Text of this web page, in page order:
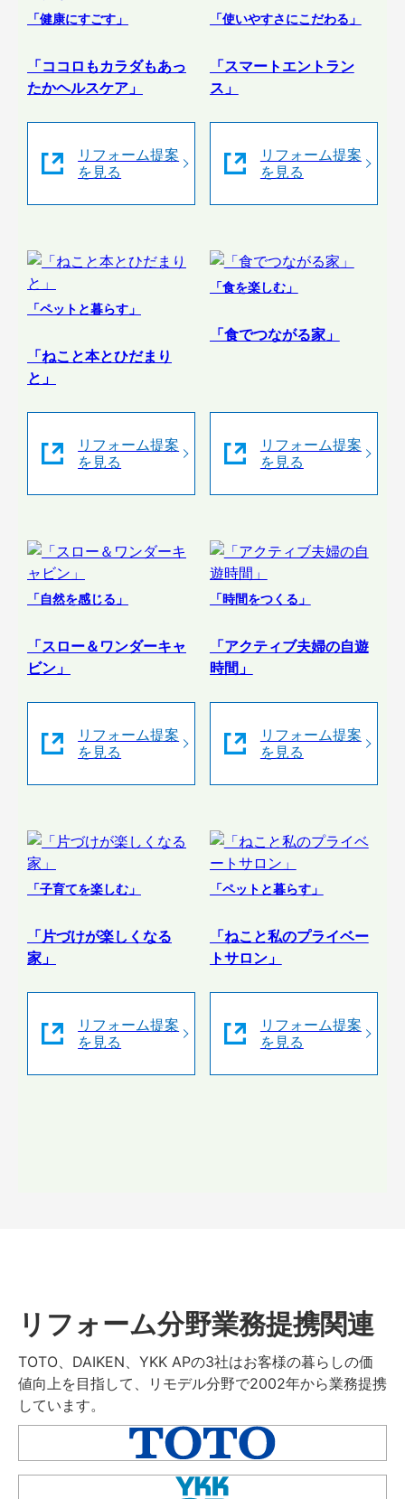
「健康にすごす」
「ココロもカラダもあっ
たかヘルスケア」
リフォーム提案
を見る
「使いやすさにこだわる」
「スマートエントラン
ス」
リフォーム提案
を見る
「ペットと暮らす」
「ねこと本とひだまり
と」
リフォーム提案
を見る
「食を楽しむ」
「食でつながる家」
リフォーム提案
を見る
「自然を感じる」
「スロー＆ワンダーキャ
ビン」
リフォーム提案
を見る
「時間をつくる」
「アクティブ夫婦の自遊
時間」
リフォーム提案
を見る
「子育てを楽しむ」
「片づけが楽しくなる
家」
リフォーム提案
を見る
「ペットと暮らす」
「ねこと私のプライベー
トサロン」
リフォーム提案
を見る
リフォーム分野業務提携関連
TOTO、DAIKEN、YKK APの3社はお客様の暮らしの価
値向上を目指して、リモデル分野で2002年から業務提携
しています。